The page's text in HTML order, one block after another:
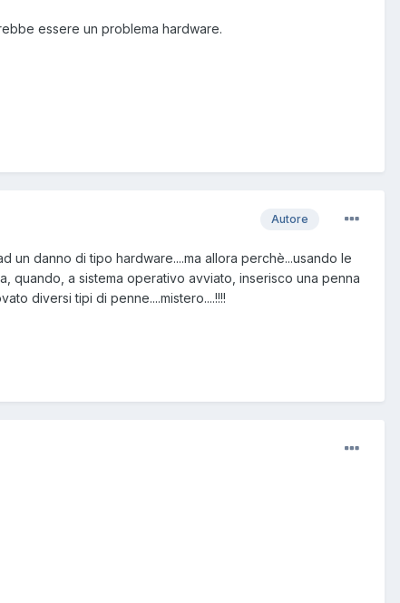
essere un problema hardware.
Autore
un danno di tipo hardware....ma allora perchè...usando le
quando, a sistema operativo avviato, inserisco una penna
diversi tipi di penne....mistero....!!!!